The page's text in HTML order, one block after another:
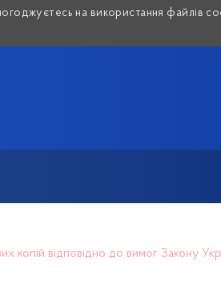
на використання файлів
копій відповідно до вимог Закону